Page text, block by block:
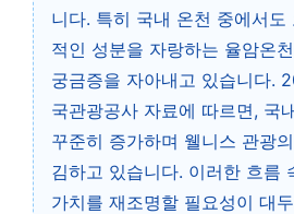
니다. 특히 국내 온천 중에서도
적인 성분을 자랑하는 율암온
궁금증을 자아내고 있습니다.
국관광공사 자료에 따르면, 국
꾸준히 증가하며 웰니스 관광
김하고 있습니다. 이러한 흐름
가치를 재조명할 필요성이 대